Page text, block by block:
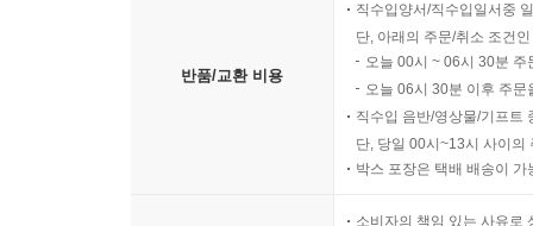
반품/교환 비용
직수입양서/직수입일서중
단, 아래의 주문/취소 조건
오늘 00시 ~ 06시 30분
오늘 06시 30분 이후 주
직수입 음반/영상물/기프트
단, 당일 00시~13시 사이의
박스 포장은 택배 배송이
소비자의 책임 있는 사유로